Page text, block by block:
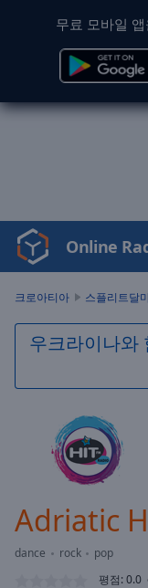
무료 모바일
Video
Player
Play
Video
Skip
Loaded :
Online
크로아티아 스플리트달
우크라이나와
Adriatic
dance rock
pop
평점:0.0